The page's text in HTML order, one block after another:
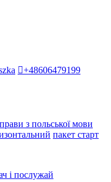
+48606479199
з польської мови
пакет старт
і послужай